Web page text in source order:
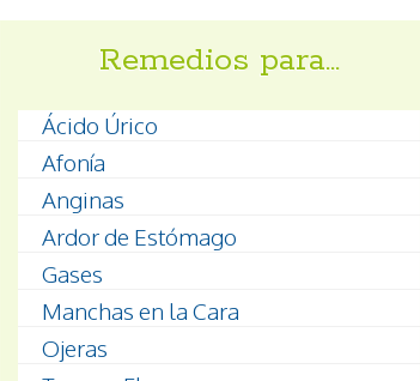
Remedios para…
Ácido Úrico
Afonía
Anginas
Ardor de Estómago
Gases
Manchas en la Cara
Ojeras